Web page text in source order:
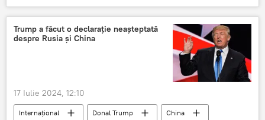
Alegeri prezidenţiale
Trump a făcut o declarație neașteptată
despre Rusia și China
17 Iulie 2024, 12:10
Internațional Donal Trump
China